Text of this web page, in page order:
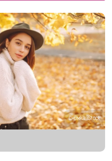
Снимка: iStock